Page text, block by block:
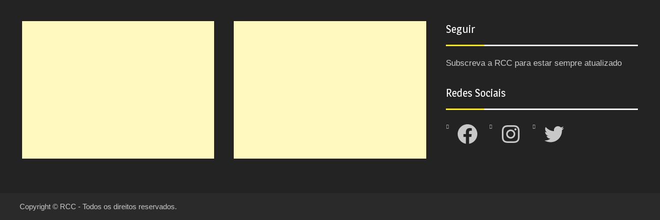
Seguir
Subscreva a RCC para estar sempre atualizado
Redes Sociais
Facebook Instagram Twitter
Copyright © RCC - Todos os direitos reservados.